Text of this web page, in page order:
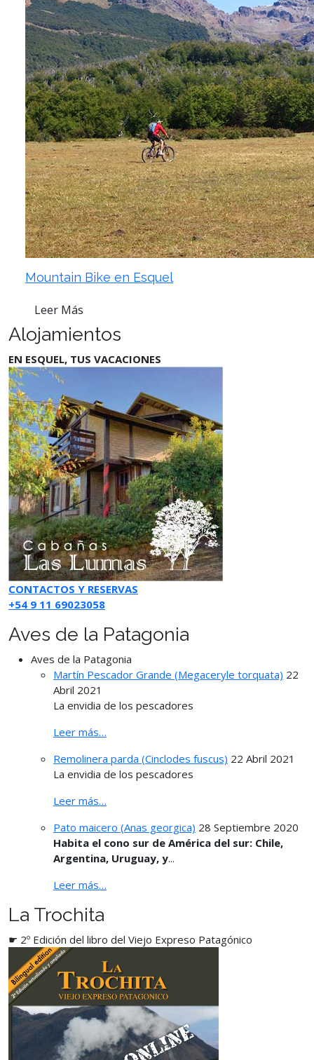
Mountain Bike en Esquel
Leer Más
Alojamientos
EN ESQUEL, TUS VACACIONES
CONTACTOS Y RESERVAS
+54 9 11 69023058
Aves de la Patagonia
Aves de la Patagonia
Martín Pescador Grande (Megaceryle torquata) 22
Abril 2021
La envidia de los pescadores
Leer más…
Remolinera parda (Cinclodes fuscus) 22 Abril 2021
La envidia de los pescadores
Leer más…
Pato maicero (Anas georgica) 28 Septiembre 2020
Habita el cono sur de América del sur: Chile,
Argentina, Uruguay, y...
Leer más…
La Trochita
☛ 2º Edición del libro del Viejo Expreso Patagónico